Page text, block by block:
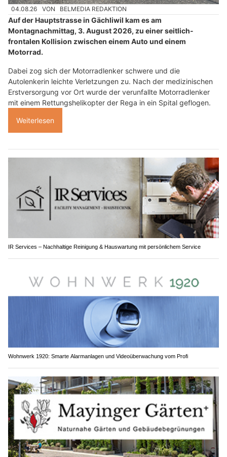
04.08.26 VON BELMEDIA REDAKTION
Auf der Hauptstrasse in Gächliwil kam es am
Montagnachmittag, 3. August 2026, zu einer seitlich-
frontalen Kollision zwischen einem Auto und einem
Motorrad.
Dabei zog sich der Motorradlenker schwere und die
Autolenkerin leichte Verletzungen zu. Nach der medizinischen
Erstversorgung vor Ort wurde der verunfallte Motorradlenker
mit einem Rettungshelikopter der Rega in ein Spital geflogen.
Weiterlesen
IR Services – Nachhaltige Reinigung & Hauswartung mit persönlichem Service
Wohnwerk 1920: Smarte Alarmanlagen und Videoüberwachung vom Profi